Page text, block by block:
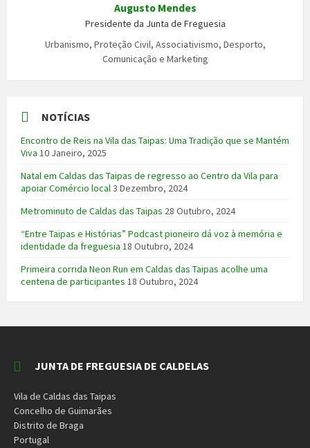
Augusto Mendes
Presidente da Junta de Freguesia
Urbanismo, Proteção Civil, Associativismo, Desporto,
Comunicação e Marketing
NOTÍCIAS
Encontro de Reis na Vila das Taipas: Uma Tradição que se Mantém
Viva 10 Janeiro, 2025
Natal em Caldas das Taipas de regresso ao Centro da Vila para
apoiar Comércio local3 Dezembro, 2024
Metrominuto de Caldas das Taipas 28 Outubro, 2024
“Entre Taipas e Histórias” Podcast pioneiro dá voz à memória e
identidade da freguesia 18 Outubro, 2024
Primeira corrida Neon Run em Caldas das Taipas acolhe uma
centena de participantes 18 Outubro, 2024
JUNTA DE FREGUESIA DE CALDELAS
Vila de Caldas das Taipas
Concelho de Guimarães
Distrito de Braga
Portugal